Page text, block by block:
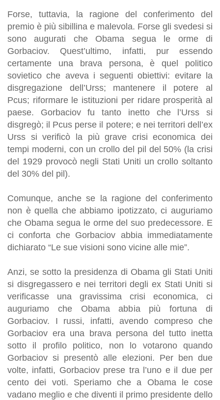
Forse, tuttavia, la ragione del conferimento del
premio è più sibillina e malevola. Forse gli svedesi si
sono augurati che Obama segua le orme di
Gorbaciov. Quest’ultimo, infatti, pur essendo
certamente una brava persona, è quel politico
sovietico che aveva i seguenti obiettivi: evitare la
disgregazione dell’Urss; mantenere il potere al
Pcus; riformare le istituzioni per ridare prosperità al
paese. Gorbaciov fu tanto inetto che l’Urss si
disgregò; il Pcus perse il potere; e nei territori dell’ex
Urss si verificò la più grave crisi economica dei
tempi moderni, con un crollo del pil del 50% (la crisi
del 1929 provocò negli Stati Uniti un crollo soltanto
del 30% del pil).
Comunque, anche se la ragione del conferimento
non è quella che abbiamo ipotizzato, ci auguriamo
che Obama segua le orme del suo predecessore. E
ci conforta che Gorbaciov abbia immediatamente
dichiarato “Le sue visioni sono vicine alle mie”.
Anzi, se sotto la presidenza di Obama gli Stati Uniti
si disgregassero e nei territori degli ex Stati Uniti si
verificasse una gravissima crisi economica, ci
auguriamo che Obama abbia più fortuna di
Gorbaciov. I russi, infatti, avendo compreso che
Gorbaciov era una brava persona del tutto inetta
sotto il profilo politico, non lo votarono quando
Gorbaciov si presentò alle elezioni. Per ben due
volte, infatti, Gorbaciov prese tra l’uno e il due per
cento dei voti. Speriamo che a Obama le cose
vadano meglio e che diventi il primo presidente dello